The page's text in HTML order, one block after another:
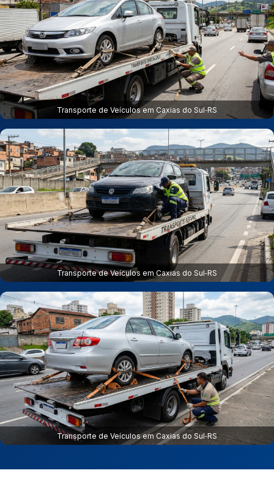
Transporte de Veículos em Caxias do Sul‑RS
Transporte de Veículos em Caxias do Sul‑RS
Transporte de Veículos em Caxias do Sul‑RS